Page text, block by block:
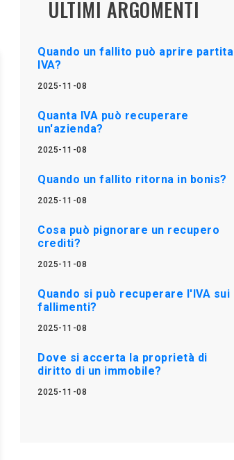
ULTIMI ARGOMENTI
Quando un fallito può aprire partita
IVA?
2025-11-08
Quanta IVA può recuperare
un'azienda?
2025-11-08
Quando un fallito ritorna in bonis?
2025-11-08
Cosa può pignorare un recupero
crediti?
2025-11-08
Quando si può recuperare l'IVA sui
fallimenti?
2025-11-08
Dove si accerta la proprietà di
diritto di un immobile?
2025-11-08